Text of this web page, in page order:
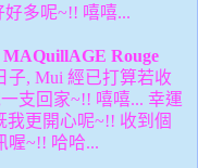
好多呢~!! 嘻嘻...
MAQuillAGE Rouge
子, Mui 經已打算若收
支回家~!! 嘻嘻... 幸運
我更開心呢~!! 收到個
喔~!! 哈哈...